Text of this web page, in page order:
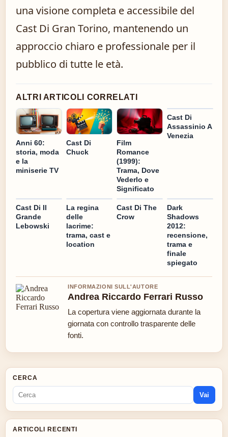
una visione completa e accessibile del
Cast Di Gran Torino, mantenendo un
approccio chiaro e professionale per il
pubblico di tutte le età.
ALTRI ARTICOLI CORRELATI
Anni 60:
storia, moda
e la
miniserie TV
Cast Di
Chuck
Film
Romance
(1999):
Trama, Dove
Vederlo e
Significato
Cast Di
Assassinio A
Venezia
Cast Di Il
Grande
Lebowski
La regina
delle
lacrime:
trama, cast e
location
Cast Di The
Crow
Dark
Shadows
2012:
recensione,
trama e
finale
spiegato
INFORMAZIONI SULL'AUTORE
Andrea Riccardo Ferrari Russo
La copertura viene aggiornata durante la
giornata con controllo trasparente delle
fonti.
CERCA
Vai
ARTICOLI RECENTI